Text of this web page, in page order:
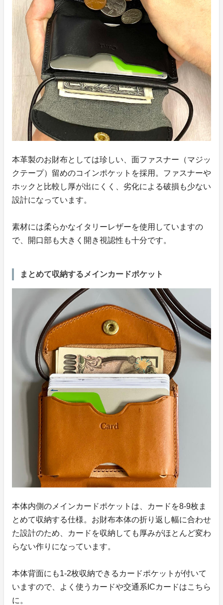
本革製のお財布としては珍しい、面ファスナー（マジッ
クテープ）留めのコインポケットを採用。ファスナーや
ホックと比較し厚が出にくく、劣化による破損も少ない
設計になっています。
素材には柔らかなイタリーレザーを使用していますの
で、開口部も大きく開き視認性も十分です。
まとめて収納するメインカードポケット
本体内側のメインカードポケットは、カードを8-9枚ま
とめて収納する仕様。お財布本体の折り返し幅に合わせ
た設計のため、カードを収納しても厚みがほとんど変わ
らない作りになっています。
本体背面にも1-2枚収納できるカードポケットが付いて
いますので、よく使うカードや交通系ICカードはこちら
に。